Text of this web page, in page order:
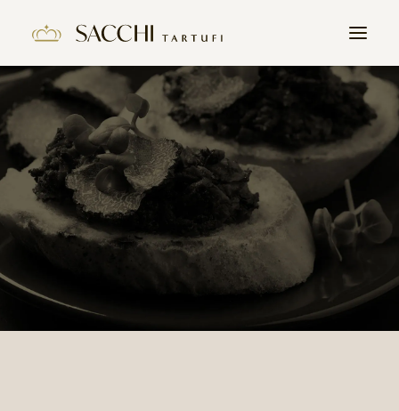
HOME
L’HISTOIRE
PRODUITS
LA TRUFFE
REJOIGNEZ NOUS